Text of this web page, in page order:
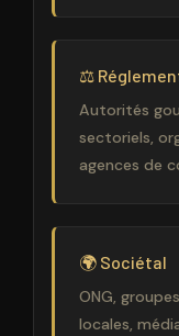
⚖️
Autorités
sectoriels,
agences de
🌍 Sociétal
ONG,
locales,